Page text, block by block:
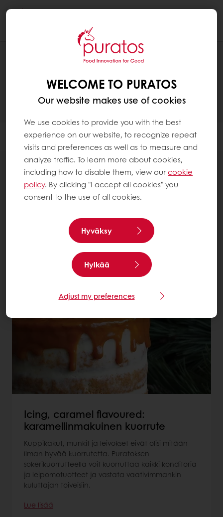
Filter
Maidottomat kasvirasvasekoitukset ja -
4items
Icing, caramel flavoured:
karamellinmakuinen kuorrute
Kuppikakut, munkit ja leivokset eivät olisi mitään
ilman hyvää kuorrutetta. Puratoksen
sokerikuorrutteella voit kuorruttaa kaikki konditoria
ja leipomotuotteet ja vastata vaativimmankin
kuluttajan toiveisiin.
Lue lisää
WELCOME TO PURATOS
Our website makes use of cookies
We use cookies to provide you with the best
experience on our website, to recognize repeat
visits and preferences as well as to measure and
analyze traffic. To learn more about cookies,
including how to disable them, view ourcookie
policy. By clicking "I accept all cookies" you
consent to the use of all cookies.
Hyväksy
Hylkää
Adjust my preferences